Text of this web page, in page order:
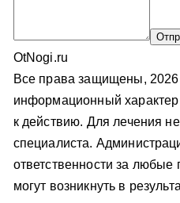
OtNogi.ru
Все права защищены,
информационный
к действию. Для лечения
специалиста.
ответственности за любые
могут возникнуть в